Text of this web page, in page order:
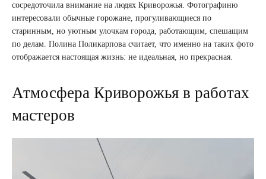
сосредоточила внимание на людях Криворожья. Фотографиню
интересовали обычные горожане, прогуливающиеся по
старинным, но уютным улочкам города, работающим, спешащим
по делам. Полина Поликарпова считает, что именно на таких фото
отображается настоящая жизнь: не идеальная, но прекрасная.
Атмосфера Криворожья в работах
мастеров